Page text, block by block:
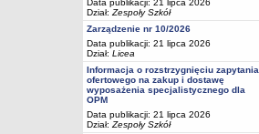
Data publikacji: 21 lipca 2026
Dział: Zespoły Szkół
Zarządzenie nr 10/2026
Data publikacji: 21 lipca 2026
Dział: Licea
Informacja o rozstrzygnięciu zapytania
ofertowego na zakup i dostawę
wyposażenia specjalistycznego dla
OPM
Data publikacji: 21 lipca 2026
Dział: Zespoły Szkół